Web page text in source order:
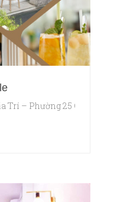
Trí – Phường 25 Quận